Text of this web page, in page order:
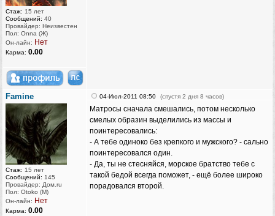
Стаж: 15 лет
Сообщений: 40
Провайдер: Неизвестен
Пол: Onna (Ж)
Он-лайн: Нет
Карма: 0.00
Famine
Стаж: 15 лет
Сообщений: 145
Провайдер: Дом.ru
Пол: Otoko (M)
Он-лайн: Нет
Карма: 0.00
04-Июл-2011 08:50 (спустя 2 дня 8 часов)
Матросы сначала смешались, потом несколько
смелых образин выделились из массы и
поинтересовались:
- А тебе одиноко без крепкого и мужского? - сально
поинтересовался один.
- Да, ты не стесняйся, морское братство тебе с
такой бедой всегда поможет, - ещё более широко
порадовался второй.